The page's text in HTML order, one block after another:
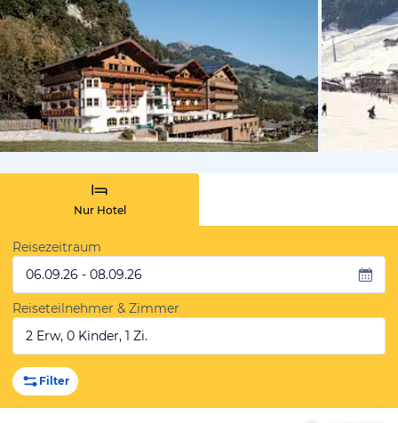
vom
Nur Hotel
Reisezeitraum
06.09.26 - 08.09.26
Reiseteilnehmer & Zimmer
2 Erw, 0 Kinder, 1 Zi.
Filter